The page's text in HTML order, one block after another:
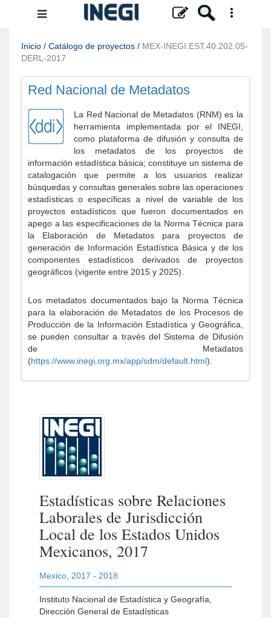
Menú
navegación
Inicio / Catálogo de proyectos / MEX-INEGI.EST.40.202.05-
DERL-2017
Red Nacional de Metadatos
La Red Nacional de Metadatos (RNM) es la
herramienta implementada por el INEGI,
como plataforma de difusión y consulta de
los metadatos de los proyectos de
información estadística básica; constituye un sistema de
catalogación que permite a los usuarios realizar
búsquedas y consultas generales sobre las operaciones
estadísticas o específicas a nivel de variable de los
proyectos estadísticos que fueron documentados en
apego a las especificaciones de la Norma Técnica para
la Elaboración de Metadatos para proyectos de
generación de Información Estadística Básica y de los
componentes estadísticos derivados de proyectos
geográficos (vigente entre 2015 y 2025).
Los metadatos documentados bajo la Norma Técnica
para la elaboración de Metadatos de los Procesos de
Producción de la Información Estadística y Geográfica,
se pueden consultar a través del Sistema de Difusión
de Metadatos
(https://www.inegi.org.mx/app/sdm/default.html).
Estadísticas sobre Relaciones
Laborales de Jurisdicción
Local de los Estados Unidos
Mexicanos, 2017
Mexico 2017 - 2018
Instituto Nacional de Estadística y Geografía,
Dirección General de Estadísticas